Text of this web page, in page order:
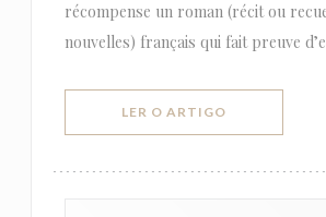
récompense un roman (récit ou
nouvelles) français qui fait preuve
LER O ARTIGO((ABRE NUMA